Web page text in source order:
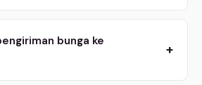
bunga ke
+